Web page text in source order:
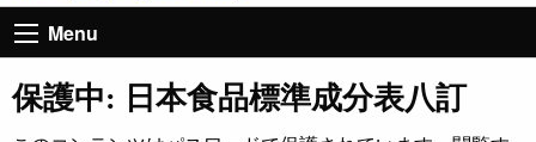
Menu
保護中: 日本食品標準成分表八訂